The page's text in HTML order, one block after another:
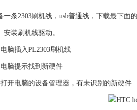
一条2303刷机线，usb普通线，下载最下面
安装刷机线驱动。
脑插入PL2303刷机线
脑提示找到新硬件
开电脑的设备管理器，有未识别的新硬件